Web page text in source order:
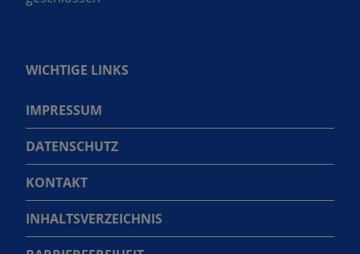
WICHTIGE LINKS
IMPRESSUM
DATENSCHUTZ
KONTAKT
INHALTSVERZEICHNIS